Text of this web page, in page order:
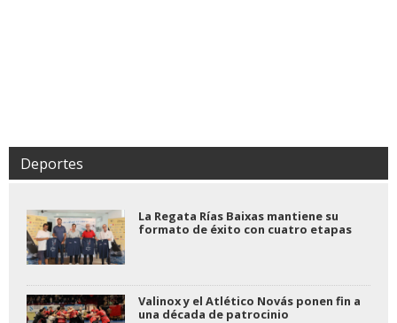
Deportes
La Regata Rías Baixas mantiene su
formato de éxito con cuatro etapas
Valinox y el Atlético Novás ponen fin a
una década de patrocinio